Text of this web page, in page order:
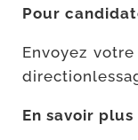
Pour
Envoyez
En savoir plus